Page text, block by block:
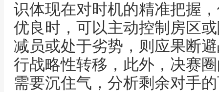
识体现在对时机的精准把握
优良时，可以主动控制房区
减员或处于劣势，则应果断
行战略性转移，此外，决赛
需要沉住气，分析剩余对手